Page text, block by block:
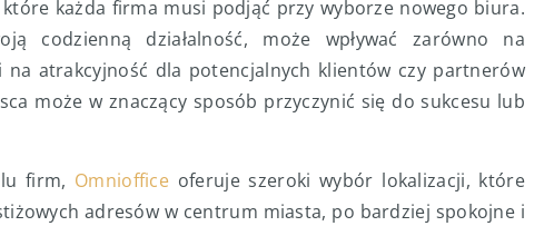
każda firma musi podjąć przy wyborze nowego biura.
codzienną działalność, może wpływać zarówno na
na atrakcyjność dla potencjalnych klientów czy partnerów
może w znaczący sposób przyczynić się do sukcesu lub
firm, Omnioffice oferuje szeroki wybór lokalizacji, które
adresów w centrum miasta, po bardziej spokojne i